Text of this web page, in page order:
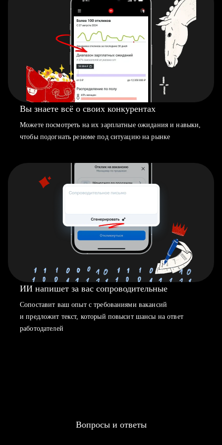
Вы знаете всё о своих конкурентах
Можете посмотреть на их зарплатные ожидания и навыки,
чтобы подогнать резюме под ситуацию на рынке
ИИ напишет за вас сопроводительные
Сопоставит ваш опыт с требованиями вакансий
и предложит текст, который повысит шансы на ответ
работодателей
Вопросы и ответы